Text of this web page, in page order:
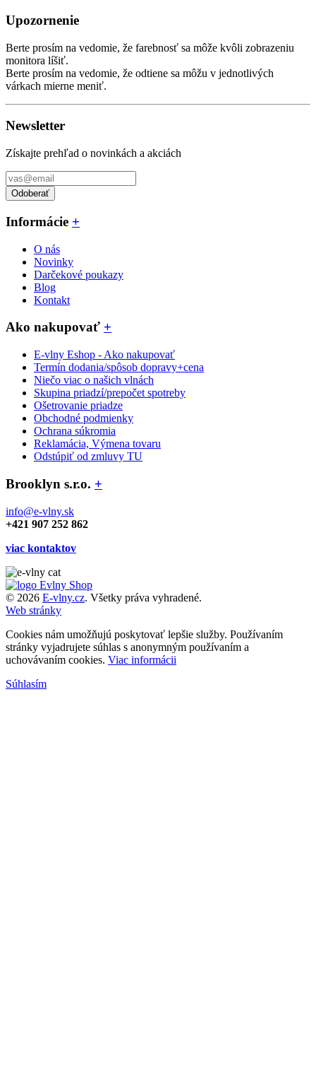
Upozornenie
Berte prosím na vedomie, že farebnosť sa môže kvôli zobrazeniu
monitora líšiť.
Berte prosím na vedomie, že odtiene sa môžu v jednotlivých
várkach mierne meniť.
Newsletter
Získajte prehľad o novinkách a akciách
Odoberať
Informácie +
O nás
Novinky
Darčekové poukazy
Blog
Kontakt
Ako nakupovať +
E-vlny Eshop - Ako nakupovať
Termín dodania/spôsob dopravy+cena
Niečo viac o našich vlnách
Skupina priadzí/prepočet spotreby
Ošetrovanie priadze
Obchodné podmienky
Ochrana súkromia
Reklamácia, Výmena tovaru
Odstúpiť od zmluvy TU
Brooklyn s.r.o. +
info@e-vlny.sk
+421 907 252 862
viac kontaktov
© 2026 E-vlny.cz. Všetky práva vyhradené.
Web stránky
Cookies nám umožňujú poskytovať lepšie služby. Používaním
stránky vyjadrujete súhlas s anonymným používaním a
uchovávaním cookies. Viac informácii
Súhlasím